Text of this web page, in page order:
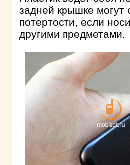
задней крышке могут
потертости, если
другими предметами.